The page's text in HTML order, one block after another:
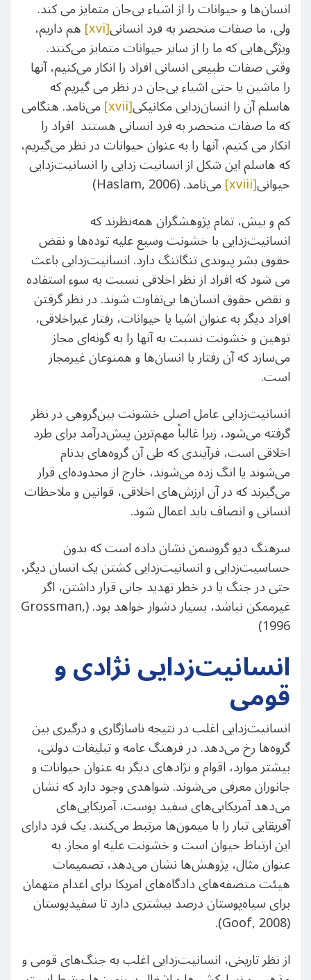
انسان‌ها و حیوانات را از اشیاء بی‌جان متمایز می کند.
ولی، ما صفات منحصر به فرد انسانی[xvi] هم داریم،
ویژگی‌هایی که ما را از سایر حیوانات متمایز می‌کنند.
وقتی صفات طبیعی انسانی افراد را انکار می‌کنیم، آنها
را ماشین یا حتی اشیاء بی‌جان در نظر می گیریم که
هاسلم آن را انسان‌زدایی مکانیکی[xvii] می‌نامد. هنگامی
که ما صفات منحصر به فرد انسانی هستند افراد را
انکار می کنیم، آنها را به عنوان حیوانات در نظر می‌گیریم،
که هاسلم این شکل از انسانیت زدایی را انسانیت‌زدایی
حیوانی[xviii]
می‌نامد. (Haslam, 2006)
کم و بیش، تمام پژوهشگران همه‌نظرند که
انسانیت‌زدایی با خشونت وسیع علیه توده‌ها و نقض
حقوق بشر پیوندی تنگاتنگ دارد. انسانیت‌زدایی باعث
می شود که افراد از نظر اخلاقی نسبت به سوء استفاده
و نقض حقوق انسان‌ها بی‌تفاوت شوند. در نظر گرفتن
افراد دیگر به عنوان اشیا یا حیوانات، رفتار غیراخلاقی،
توهین و خشونت نسبت به آنها را به گونه‌ای مجاز
می‌سازد که آن رفتار با انسان‌ها و همنوعان غیرمجاز
است.
انسانیت‌زدایی عامل اصلی خشونت بین‌گروهی در نظر
گرفته می‌شود، زیرا غالباً مهم‌ترین پیش‌درآمد برای طرد
اخلاقی است، فرآیندی که طی آن گروه‌های بدنام
می‌شوند یا انگ زده می‌شوند، خارج از محدوده‌ای قرار
می‌گیرند که در آن ارزش‌های اخلاقی، قوانین و ملاحظات
انسانی و انصاف باید اعمال شود.
سرهنگ دیو گروسمن نشان داده است که بدون
حساسیت‌زدایی و انسانیت‌زدایی کشتن یک انسان دیگر،
حتی در جنگ یا در خطر تهدید جانی قرار داشتن، اگر
غیرممکن نباشد، بسیار دشوار خواهد بود. (Grossman,
1996)
انسانیت‌زدایی نژادی و
قومی
انسانیت‌زدایی اغلب در نتیجه ناسازگاری و درگیری بین
گروه‌ها رخ می‌دهد. در فرهنگ عامه و تبلیغات دولتی،
بیشتر موارد، اقوام و نژادهای دیگر به عنوان حیوانات و
جانوران معرفی می‌شوند. شواهدی وجود دارد که نشان
می‌دهد آمریکایی‌های سفید پوست، آمریکایی‌های
آفریقایی تبار را با میمون‌ها مرتبط می‌کنند. یک فرد دارای
این ارتباط حیوان است و خشونت علیه او مجاز. به
عنوان مثال، پژوهش‌ها نشان می‌دهد، تصمیمات
هیئت منصفه‌های دادگاه‌های امریکا برای اعدام متهمان
برای سیاه‌پوستان درصد بیشتری دارد تا سفیدپوستان
(Goof, 2008).
از نظر تاریخی، انسانیت‌زدایی اغلب به جنگ‌های قومی و